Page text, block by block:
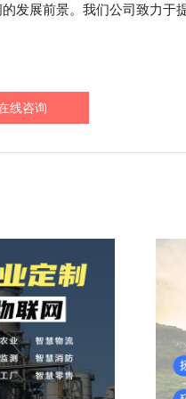
发展前景。我们公司致力于
线咨询